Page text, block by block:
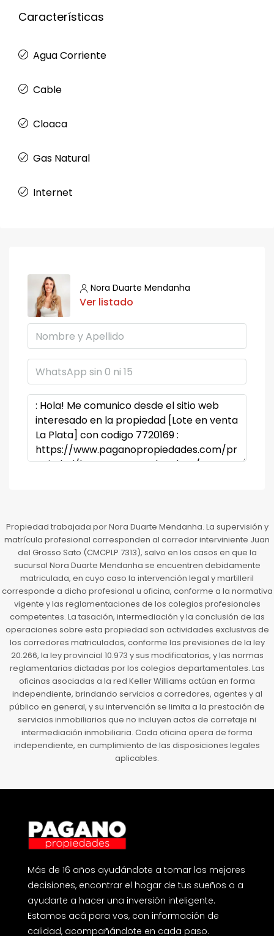
Características
Agua Corriente
Cable
Cloaca
Gas Natural
Internet
Nora Duarte Mendanha
Ver listado
Propiedad trabajada por Nora Duarte Mendanha. La supervisión y
matrícula profesional corresponden al corredor interviniente Juan
del Grosso Sato (CMCPLP 7313), salvo en los casos en que la
sucursal Nora Duarte Mendanha se encuentren debidamente
matriculada, en cuyo caso la intervención legal y martilleril
corresponde a dicho profesional u oficina, conforme a la normativa
vigente y las reglamentaciones de los colegios profesionales
competentes. La tasación, intermediación y la conclusión de las
operaciones sobre esta propiedad son actividades exclusivas de
los corredores matriculados, conforme las previsiones de la ley
20.266, la ley provincial 10.973 y sus modificatorias, y las normas
reglamentarias dictadas por los colegios departamentales. Las
oficinas asociadas a la red Keller Williams actúan en forma
independiente, brindando servicios a corredores, agentes y al
público en general, y su intervención se limita a la prestación de
servicios inmobiliarios que no incluyen actos de corretaje ni
intermediación inmobiliaria. Cada oficina opera de forma
independiente, en cumplimiento de las disposiciones legales
aplicables.
Más de 16 años ayudándote a tomar las mejores
decisiones, encontrar el hogar de tus sueños o a
ayudarte a hacer una inversión inteligente.
Estamos acá para vos, con información de
calidad, acompañándote en cada paso.